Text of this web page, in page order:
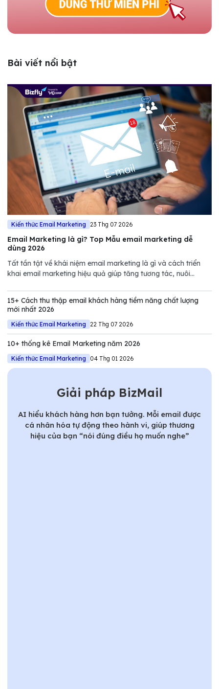
Bài viết nổi bật
Kiến thức Email Marketing 23 Thg 07 2026
Email Marketing là gì? Top Mẫu email marketing dễ
dùng 2026
Tất tần tật về khái niệm email marketing là gì và cách triển
khai email marketing hiệu quả giúp tăng tương tác, nuôi
15+ Cách thu thập email khách hàng tiềm năng chất lượng
mới nhất 2026
Kiến thức Email Marketing 22 Thg 07 2026
10+ thống kê Email Marketing năm 2026
Kiến thức Email Marketing 04 Thg 01 2026
Giải pháp BizMail
AI hiểu khách hàng hơn bạn tưởng. Mỗi email được
cá nhân hóa tự động theo hành vi, giúp thương
hiệu của bạn “nói đúng điều họ muốn nghe”